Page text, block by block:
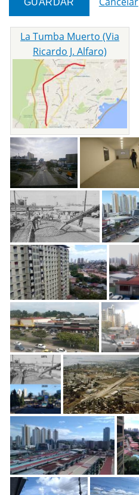
La Tumba Muerto (Via
Ricardo J. Alfaro)